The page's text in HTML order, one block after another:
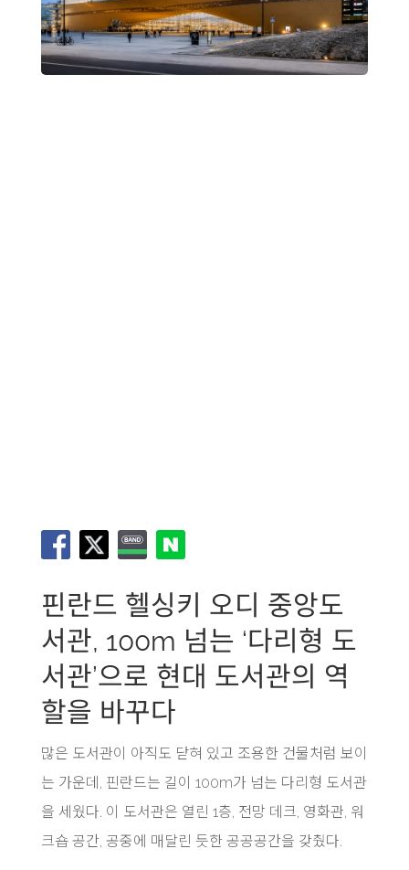
핀란드 헬싱키 오디 중앙도
서관, 100m 넘는 ‘다리형 도
서관’으로 현대 도서관의 역
할을 바꾸다
많은 도서관이 아직도 닫혀 있고 조용한 건물처럼 보이
는 가운데, 핀란드는 길이 100m가 넘는 다리형 도서관
을 세웠다. 이 도서관은 열린 1층, 전망 데크, 영화관, 워
크숍 공간, 공중에 매달린 듯한 공공공간을 갖췄다.